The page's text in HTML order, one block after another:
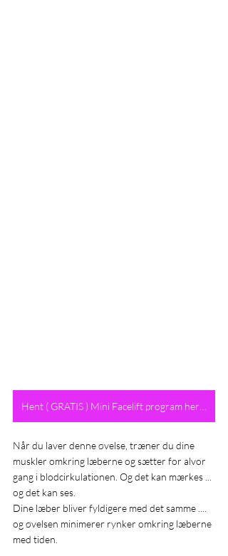
Når du laver denne øvelse, træner du dine
muskler omkring læberne og sætter for alvor
gang i blodcirkulationen. Og det kan mærkes ...
og det kan ses.
Dine læber bliver fyldigere med det samme ....
og øvelsen minimerer rynker omkring læberne
med tiden.